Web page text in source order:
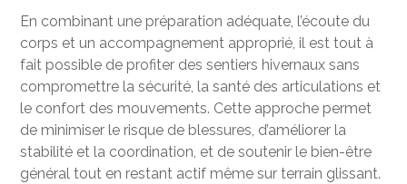
En combinant une préparation adéquate, l’écoute du
corps et un accompagnement approprié, il est tout à
fait possible de profiter des sentiers hivernaux sans
compromettre la sécurité, la santé des articulations et
le confort des mouvements. Cette approche permet
de minimiser le risque de blessures, d’améliorer la
stabilité et la coordination, et de soutenir le bien-être
général tout en restant actif même sur terrain glissant.